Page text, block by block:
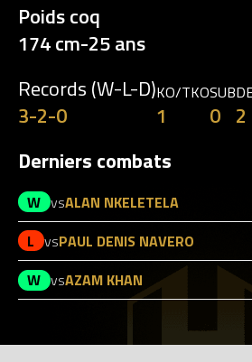
Poids coq
174 cm-25 ans
Records (W-L-D)
3-2-0
KO/TKO
1
SUB
0 2
Derniers combats
W vsALAN NKELETELA
L vsPAUL DENIS NAVERO
W vsAZAM KHAN